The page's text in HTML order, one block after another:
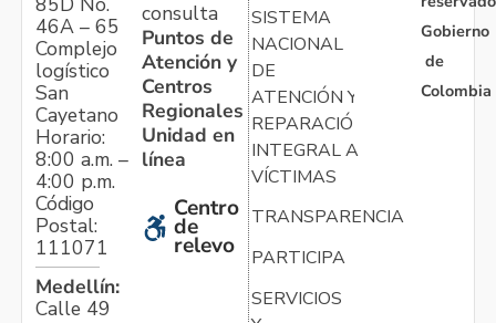
46A – 65
Complejo
logístico
San
Cayetano
Horario:
8:00 a.m. –
4:00 p.m.
Código
Postal:
111071
Medellín:
Calle 49
consulta
Puntos de
Atención y
Centros
Regionales
Unidad en
línea
Centro
de
relevo
SISTEMA
NACIONAL
DE
ATENCIÓN Y
REPARACIÓN
INTEGRAL A
VÍCTIMAS
TRANSPARENCIA
PARTICIPA
SERVICIOS
Gobierno
de
Colombia